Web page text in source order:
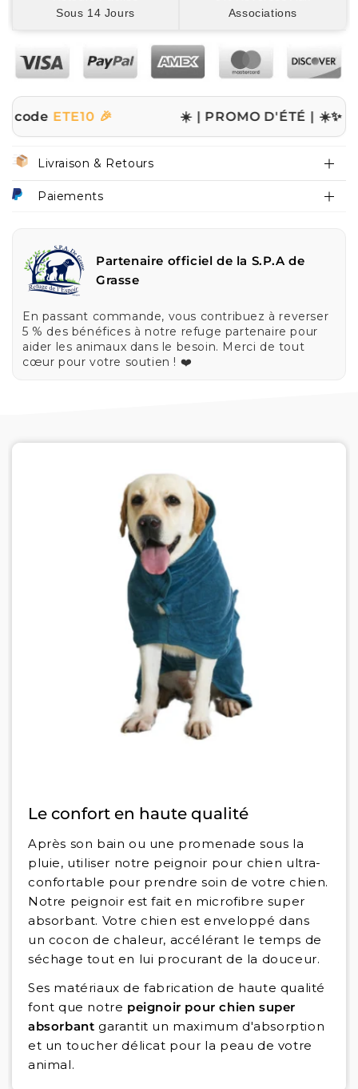
Sous 14 Jours
Associations
ETE10 🎉 ☀️ | PROMO D'ÉTÉ | ☀️✨ -10%
Livraison & Retours
Paiements
Partenaire officiel de la S.P.A de
Grasse
En passant commande, vous contribuez à reverser
5 % des bénéfices à notre refuge partenaire pour
aider les animaux dans le besoin. Merci de tout
cœur pour votre soutien ! ❤️
Le confort en haute qualité
Après son bain ou une promenade sous la
pluie, utiliser notre peignoir pour chien ultra-
confortable pour prendre soin de votre chien.
Notre peignoir est fait en microfibre super
absorbant. Votre chien est enveloppé dans
un cocon de chaleur, accélérant le temps de
séchage tout en lui procurant de la douceur.
Ses matériaux de fabrication de haute qualité
font que notre peignoir pour chien super
absorbant garantit un maximum d'absorption
et un toucher délicat pour la peau de votre
animal.